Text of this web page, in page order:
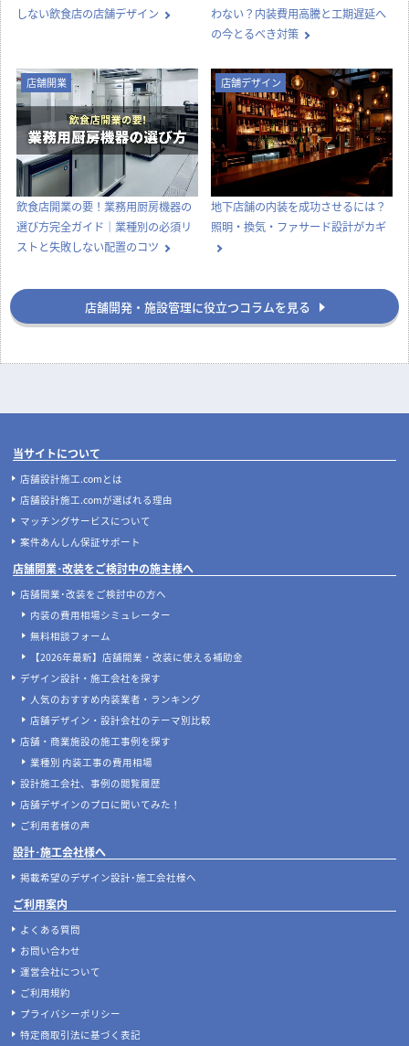
しない飲食店の店舗デザイン
わない？内装費用高騰と工期遅延へ
の今とるべき対策
店舗開業
飲食店開業の要！業務用厨房機器の
選び方完全ガイド｜業種別の必須リ
ストと失敗しない配置のコツ
店舗デザイン
地下店舗の内装を成功させるには？
照明・換気・ファサード設計がカギ
店舗開発・施設管理に役立つコラムを見る
当サイトについて
店舗設計施工.comとは
店舗設計施工.comが選ばれる理由
マッチングサービスについて
案件あんしん保証サポート
店舗開業･改装をご検討中の施主様へ
店舗開業･改装をご検討中の方へ
内装の費用相場シミュレーター
無料相談フォーム
【2026年最新】店舗開業・改装に使える補助金
デザイン設計・施工会社を探す
人気のおすすめ内装業者・ランキング
店舗デザイン・設計会社のテーマ別比較
店舗・商業施設の施工事例を探す
業種別 内装工事の費用相場
設計施工会社、事例の閲覧履歴
店舗デザインのプロに聞いてみた！
ご利用者様の声
設計･施工会社様へ
掲載希望のデザイン設計･施工会社様へ
ご利用案内
よくある質問
お問い合わせ
運営会社について
ご利用規約
プライバシーポリシー
特定商取引法に基づく表記